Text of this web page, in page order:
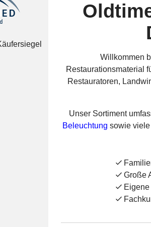
Willkommen
Restaurationsmaterial
Restauratoren,
Unser Sortiment
Beleuchtung sowie
Große